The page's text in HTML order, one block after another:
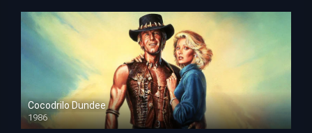
Cocodrilo Dundee
1986
HD 1080p